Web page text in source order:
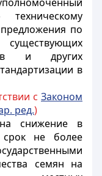
по
и других
в
с Законом
ред.)
снижение в
срок не более
семян на